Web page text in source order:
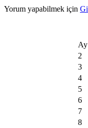
Yorum yapabilmek için
Ay
2
3
4
5
6
7
8